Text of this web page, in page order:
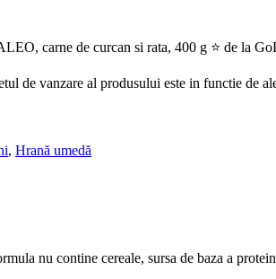
carne de curcan si rata, 400 g ⭐ de la
de vanzare al produsului este in functie de
, Hrană umedă
nu contine cereale, sursa de baza a